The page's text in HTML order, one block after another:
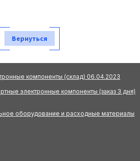
Вернуться
компоненты (склад) 06.04.2023
электронные компоненты (заказ 3 дня)
оборудование и расходные материалы